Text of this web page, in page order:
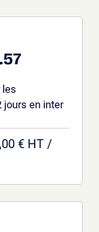
les
jours en inter
€ HT /